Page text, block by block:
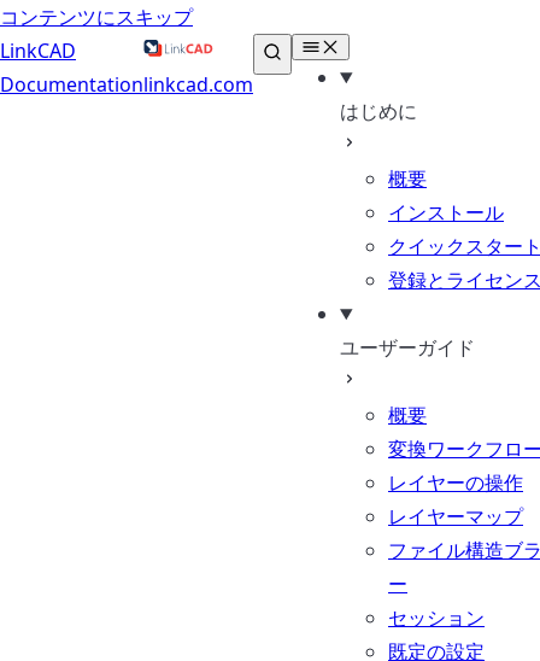
コンテンツにスキップ
LinkCAD
Documentationlinkcad.com
はじめに
概要
インストール
クイックスター
登録とライセン
ユーザーガイド
概要
変換ワークフロ
レイヤーの操作
レイヤーマップ
ファイル構造ブ
ー
セッション
既定の設定